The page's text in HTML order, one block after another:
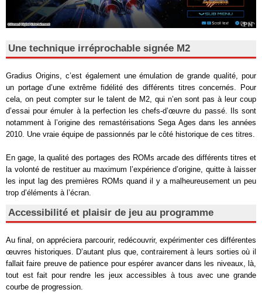
Une technique irréprochable signée M2
Gradius Origins, c’est également une émulation de grande qualité, pour
un portage d’une extrême fidélité des différents titres concernés. Pour
cela, on peut compter sur le talent de M2, qui n’en sont pas à leur coup
d’essai pour émuler à la perfection les chefs-d’œuvre du passé. Ils sont
notamment à l’origine des remastérisations Sega Ages dans les années
2010. Une vraie équipe de passionnés par le côté historique de ces titres.
En gage, la qualité des portages des ROMs arcade des différents titres et
la volonté de restituer au maximum l’expérience d’origine, quitte à laisser
les input lag des premières ROMs quand il y a malheureusement un peu
trop d’éléments à l’écran.
Accessibilité et plaisir de jeu au programme
Au final, on appréciera parcourir, redécouvrir, expérimenter ces différentes
œuvres historiques. D’autant plus que, contrairement à leurs sorties où il
fallait faire preuve de patience pour espérer avancer dans les niveaux, là,
tout est fait pour rendre les jeux accessibles à tous avec une grande
courbe de progression.